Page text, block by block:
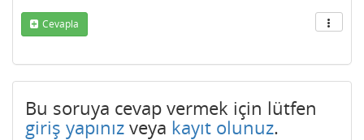
Cevapla
Bu soruya cevap vermek için lütfen
giriş yapınız veya kayıt olunuz.